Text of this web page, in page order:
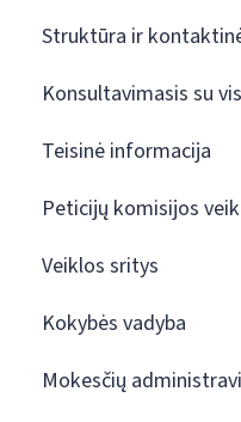
Struktūra ir
Konsultavimasis su
Teisinė informacija
Peticijų komisijos
Veiklos sritys
Kokybės vadyba
Mokesčių